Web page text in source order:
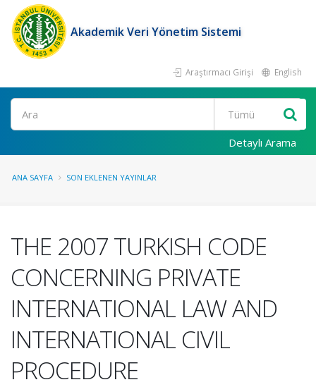
Akademik Veri Yönetim Sistemi
Araştırmacı Girişi English
Ara
Detaylı Arama
ANA SAYFA SON EKLENEN YAYINLAR
THE 2007 TURKISH CODE
CONCERNING PRIVATE
INTERNATIONAL LAW AND
INTERNATIONAL CIVIL
PROCEDURE